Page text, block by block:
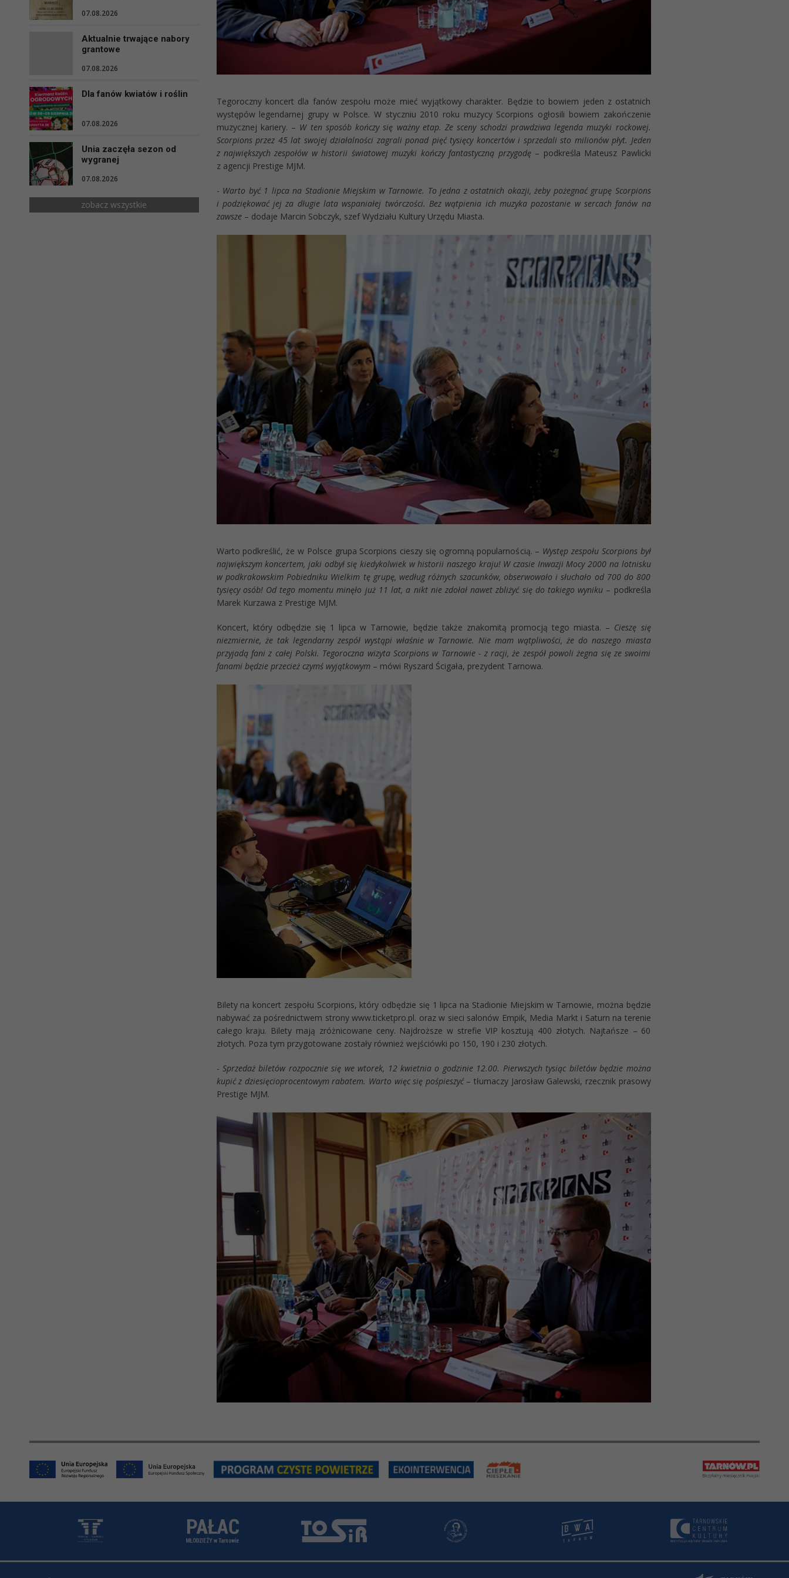
07.08.2026
Aktualnie trwające nabory
grantowe
07.08.2026
Dla fanów kwiatów i roślin
07.08.2026
Unia zaczęła sezon od
wygranej
07.08.2026
zobacz wszystkie
Tegoroczny koncert dla fanów zespołu może mieć wyjątkowy charakter. Będzie to bowiem jeden z ostatnich
występów legendarnej grupy w Polsce. W styczniu 2010 roku muzycy Scorpions ogłosili bowiem zakończenie
muzycznej kariery. – W ten sposób kończy się ważny etap. Ze sceny schodzi prawdziwa legenda muzyki rockowej.
Scorpions przez 45 lat swojej działalności zagrali ponad pięć tysięcy koncertów i sprzedali sto milionów płyt. Jeden
z największych zespołów w historii światowej muzyki kończy fantastyczną przygodę– podkreśla Mateusz Pawlicki
z agencji Prestige MJM.
- Warto być 1 lipca na Stadionie Miejskim w Tarnowie. To jedna z ostatnich okazji, żeby pożegnać grupę Scorpions
i podziękować jej za długie lata wspaniałej twórczości. Bez wątpienia ich muzyka pozostanie w sercach fanów na
zawsze – dodaje Marcin Sobczyk, szef Wydziału Kultury Urzędu Miasta.
Warto podkreślić, że w Polsce grupa Scorpions cieszy się ogromną popularnością. – Występ zespołu Scorpions był
największym koncertem, jaki odbył się kiedykolwiek w historii naszego kraju! W czasie Inwazji Mocy 2000 na lotnisku
w podkrakowskim Pobiedniku Wielkim tę grupę, według różnych szacunków, obserwowało i słuchało od 700 do 800
tysięcy osób! Od tego momentu minęło już 11 lat, a nikt nie zdołał nawet zbliżyć się do takiego wyniku – podkreśla
Marek Kurzawa z Prestige MJM.
Koncert, który odbędzie się 1 lipca w Tarnowie, będzie także znakomitą promocją tego miasta. – Cieszę się
niezmiernie, że tak legendarny zespół wystąpi właśnie w Tarnowie. Nie mam wątpliwości, że do naszego miasta
przyjadą fani z całej Polski. Tegoroczna wizyta Scorpions w Tarnowie - z racji, że zespół powoli żegna się ze swoimi
fanami będzie przecież czymś wyjątkowym– mówi Ryszard Ścigała, prezydent Tarnowa.
Bilety na koncert zespołu Scorpions, który odbędzie się 1 lipca na Stadionie Miejskim w Tarnowie, można będzie
nabywać za pośrednictwem strony www.ticketpro.pl. oraz w sieci salonów Empik, Media Markt i Saturn na terenie
całego kraju. Bilety mają zróżnicowane ceny. Najdroższe w strefie VIP kosztują 400 złotych. Najtańsze – 60
złotych. Poza tym przygotowane zostały również wejściówki po 150, 190 i 230 złotych.
- Sprzedaż biletów rozpocznie się we wtorek, 12 kwietnia o godzinie 12.00. Pierwszych tysiąc biletów będzie można
kupić z dziesięcioprocentowym rabatem. Warto więc się pośpieszyć– tłumaczy Jarosław Galewski, rzecznik prasowy
Prestige MJM.